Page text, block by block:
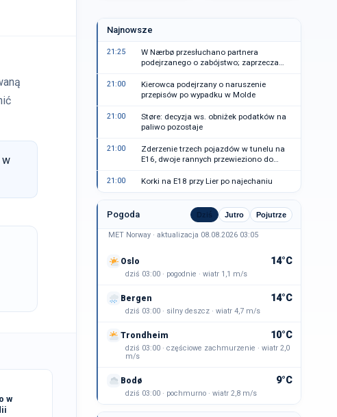
w
w
Najnowsze
21:25
W Nærbø przesłuchano partnera
podejrzanego o zabójstwo; zaprzecza
21:00
Kierowca podejrzany o naruszenie
przepisów po wypadku w Molde
21:00
Støre: decyzja ws. obniżek podatków na
paliwo pozostaje
21:00
Zderzenie trzech pojazdów w tunelu na
E16, dwoje rannych przewieziono do
21:00 Korki na E18 przy Lier po najechaniu
Pogoda Dziś Jutro Pojutrze
MET Norway · aktualizacja 08.08.2026 03:05
Oslo 14°C
dziś 03:00 · pogodnie · wiatr 1,1 m/s
Bergen 14°C
dziś 03:00 · silny deszcz · wiatr 4,7 m/s
Trondheim 10°C
dziś 03:00 · częściowe zachmurzenie · wiatr 2,0
m/s
Bodø 9°C
dziś 03:00 · pochmurno · wiatr 2,8 m/s